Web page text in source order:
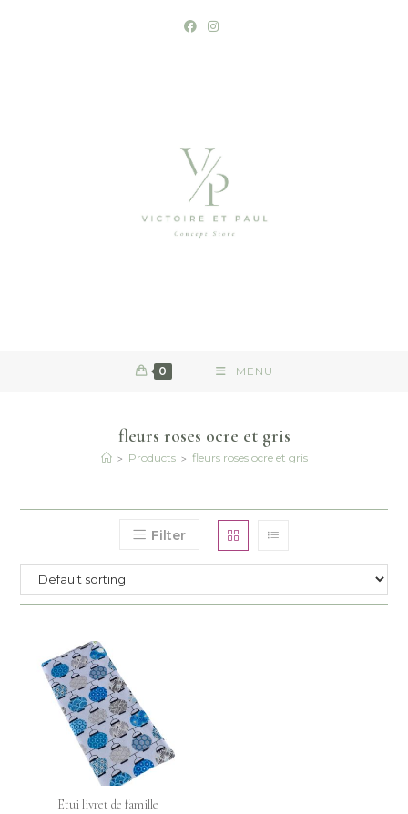
0 MENU
fleurs roses ocre et gris
> Products > fleurs roses ocre et gris
Filter
Etui livret de famille